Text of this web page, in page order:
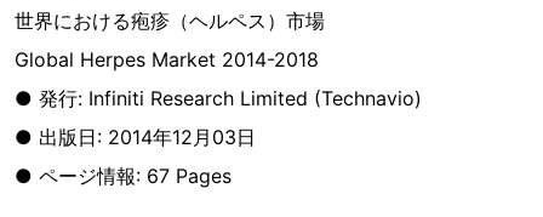
世界における疱疹（ヘルペス）市場
Global Herpes Market 2014-2018
● 発行: Infiniti Research Limited (Technavio)
● 出版日: 2014年12月03日
● ページ情報: 67 Pages